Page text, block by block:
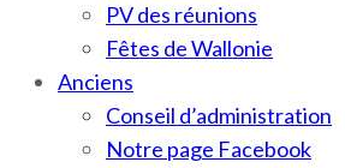
PV des réunions
Fêtes de Wallonie
Anciens
Conseil d’administration
Notre page Facebook